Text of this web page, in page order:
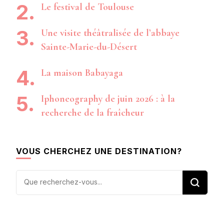
Le festival de Toulouse
Une visite théâtralisée de l’abbaye
Sainte-Marie-du-Désert
La maison Babayaga
Iphoneography de juin 2026 : à la
recherche de la fraîcheur
VOUS CHERCHEZ UNE DESTINATION?
Vous